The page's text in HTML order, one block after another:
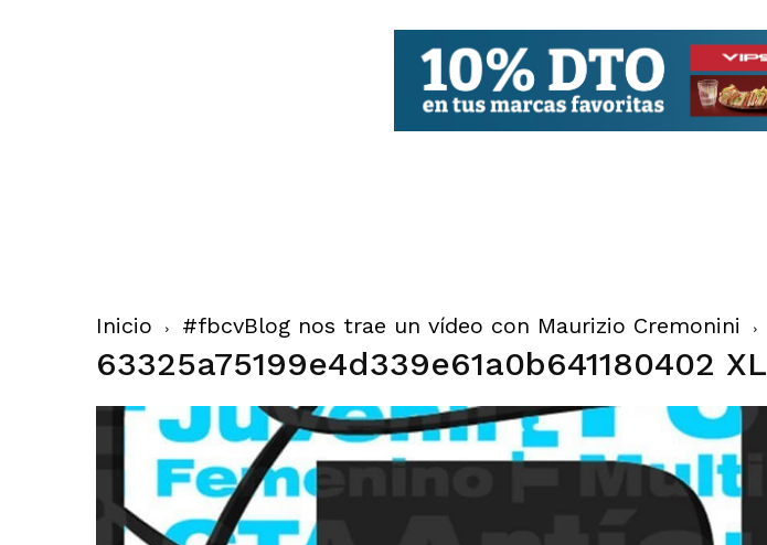
Inicio #fbcvBlog nos trae un vídeo con Maurizio Cremonini
63325a75199e4d339e61a0b641180402 XL